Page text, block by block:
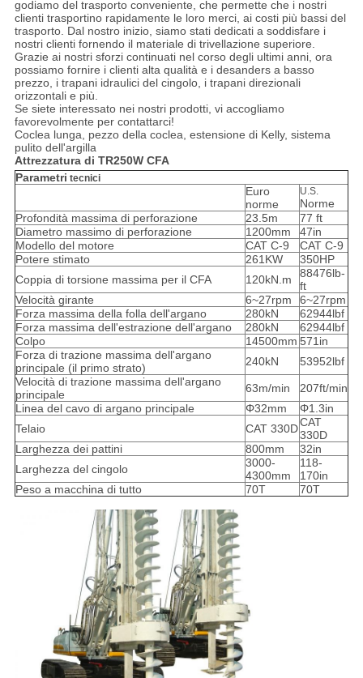
godiamo del trasporto conveniente, che permette che i nostri
clienti trasportino rapidamente le loro merci, ai costi più bassi del
trasporto. Dal nostro inizio, siamo stati dedicati a soddisfare i
nostri clienti fornendo il materiale di trivellazione superiore.
Grazie ai nostri sforzi continuati nel corso degli ultimi anni, ora
possiamo fornire i clienti alta qualità e i desanders a basso
prezzo, i trapani idraulici del cingolo, i trapani direzionali
orizzontali e più.
Se siete interessato nei nostri prodotti, vi accogliamo
favorevolmente per contattarci!
Coclea lunga, pezzo della coclea, estensione di Kelly, sistema
pulito dell'argilla
Attrezzatura di TR250W CFA
Parametri tecnici
Euro
norme
U.S.
Norme
Profondità massima di perforazione
23.5m
77 ft
Diametro massimo di perforazione
1200mm
47in
Modello del motore
CAT C-9
CAT C-9
Potere stimato
261KW
350HP
Coppia di torsione massima per il CFA
120kN.m
88476lb-
ft
Velocità girante
6~27rpm
6~27rpm
Forza massima della folla dell'argano
280kN
62944lbf
Forza massima dell'estrazione dell'argano
280kN
62944lbf
Colpo
14500mm 571in
Forza di trazione massima dell'argano
principale (il primo strato)
240kN
53952lbf
Velocità di trazione massima dell'argano
principale
63m/min
207ft/min
Linea del cavo di argano principale
Φ32mm
Φ1.3in
Telaio
CAT 330DCAT
330D
Larghezza dei pattini
800mm
32in
Larghezza del cingolo
3000-
4300mm
118-
170in
Peso a macchina di tutto
70T 70T